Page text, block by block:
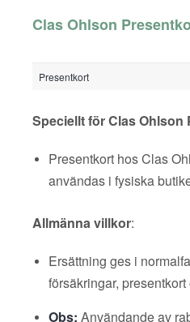
Clas Ohlson
Presentkort
Speciellt för Clas Ohlson
Presentkort hos Clas
användas i fysiska
Allmänna villkor:
Ersättning ges i
försäkringar, presentkort
Obs: Användande av